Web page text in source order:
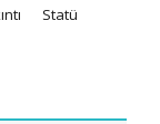
Statü